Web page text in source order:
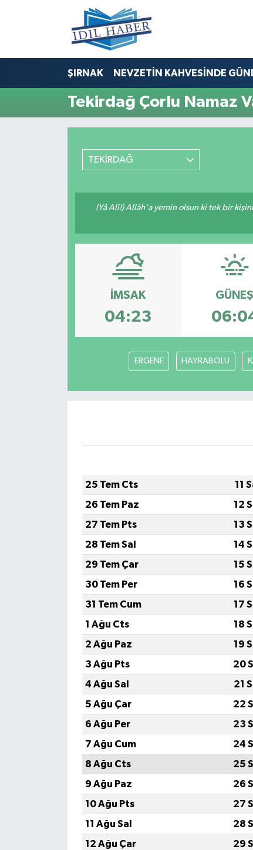
ŞIRNAK NEVZETİN KAHVESİNDE
Tekirdağ Çorlu Namaz
TEKİRDAĞ
(Yâ Ali!) Allâh'a yemin olsun ki tek bir
İMSAK
04:23
GÜNEŞ
ERGENE HAYRABOLU
25 Tem Cts
11
26 Tem Paz
12
27 Tem Pts
13
28 Tem Sal
14
29 Tem Çar
15
30 Tem Per
16
31 Tem Cum
17
1 Ağu Cts
18
2 Ağu Paz
19
3 Ağu Pts
20
4 Ağu Sal
21
5 Ağu Çar
22
6 Ağu Per
23
7 Ağu Cum
24
8 Ağu Cts
25
9 Ağu Paz
26
10 Ağu Pts
27
11 Ağu Sal
28
12 Ağu Çar
29
Nöbetçi Eczaneler
Hava Durumu
Trafik Durumu
Tüm Manşetler
Son Dakika Haberleri